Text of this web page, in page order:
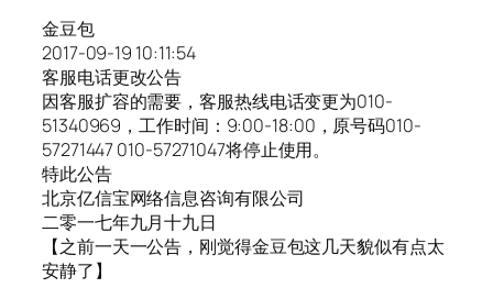
金豆包
2017-09-19 10:11:54
客服电话更改公告
因客服扩容的需要，客服热线电话变更为010-
51340969，工作时间：9:00-18:00，原号码010-
57271447 010-57271047将停止使用。
特此公告
北京亿信宝网络信息咨询有限公司
二零一七年九月十九日
【之前一天一公告，刚觉得金豆包这几天貌似有点太
安静了】